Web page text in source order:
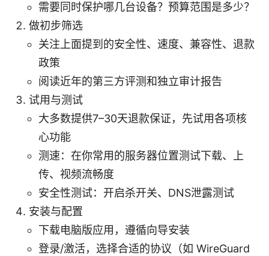
需要同时保护哪几台设备？预算范围是多少？
做初步筛选
关注上面提到的安全性、速度、兼容性、退款
政策
阅读近年的第三方评测和独立审计报告
试用与测试
大多数提供7–30天退款保证，先试用各项核
心功能
测速：在你常用的服务器位置测试下载、上
传、视频流畅度
安全性测试：开启杀开关、DNS泄露测试
安装与配置
下载电脑版应用，遵循向导安装
登录/激活，选择合适的协议（如 WireGuard